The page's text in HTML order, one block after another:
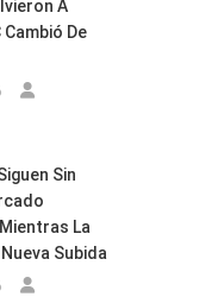
A
Cambió De
Sin
La
Subida